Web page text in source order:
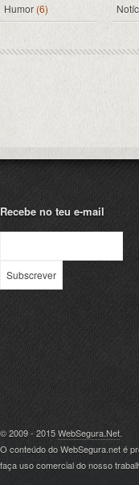
Humor (6)
Recebe no teu e-mail
© 2009 - 2015WebSegura.Net.
O conteúdo do WebSegura.net é
faça uso comercial do nosso